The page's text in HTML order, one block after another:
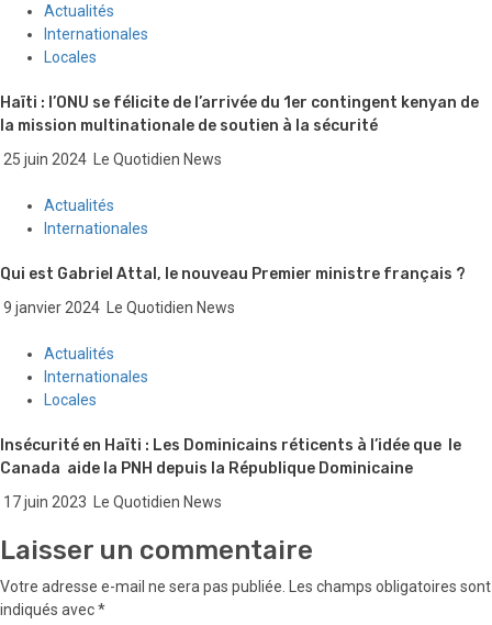
Actualités
Internationales
Locales
Haïti : l’ONU se félicite de l’arrivée du 1er contingent kenyan de
la mission multinationale de soutien à la sécurité
25 juin 2024 Le Quotidien News
Actualités
Internationales
Qui est Gabriel Attal, le nouveau Premier ministre français ?
9 janvier 2024 Le Quotidien News
Actualités
Internationales
Locales
Insécurité en Haïti : Les Dominicains réticents à l’idée que le
Canada aide la PNH depuis la République Dominicaine
17 juin 2023 Le Quotidien News
Laisser un commentaire
Votre adresse e-mail ne sera pas publiée.
Les champs obligatoires sont
indiqués avec*